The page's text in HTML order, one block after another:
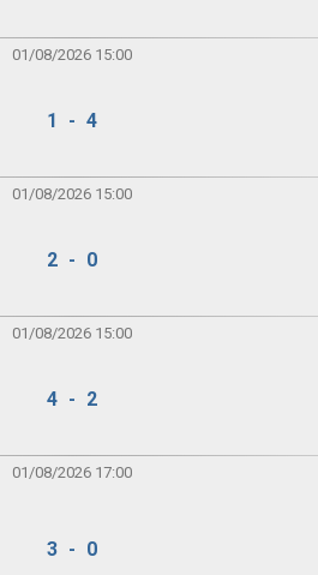
01/08/2026 15:00
1 - 4
01/08/2026 15:00
2 - 0
01/08/2026 15:00
4 - 2
01/08/2026 17:00
3 - 0